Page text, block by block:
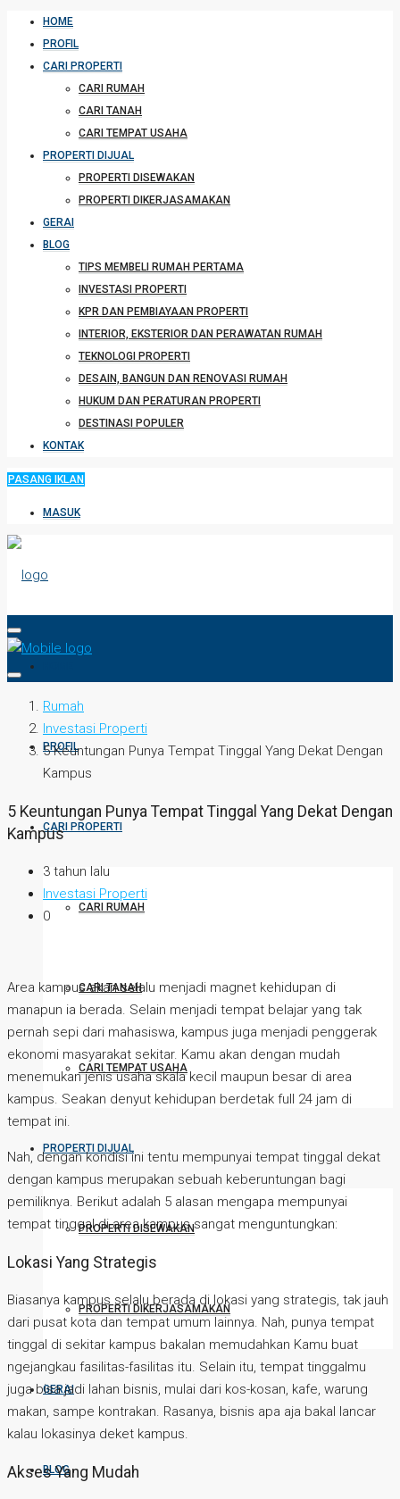
HOME
PROFIL
CARI PROPERTI
CARI RUMAH
CARI TANAH
CARI TEMPAT USAHA
PROPERTI DIJUAL
PROPERTI DISEWAKAN
PROPERTI DIKERJASAMAKAN
GERAI
BLOG
TIPS MEMBELI RUMAH PERTAMA
INVESTASI PROPERTI
KPR DAN PEMBIAYAAN PROPERTI
INTERIOR, EKSTERIOR DAN PERAWATAN RUMAH
TEKNOLOGI PROPERTI
DESAIN, BANGUN DAN RENOVASI RUMAH
HUKUM DAN PERATURAN PROPERTI
DESTINASI POPULER
KONTAK
PASANG IKLAN
MASUK
PROFIL
CARI PROPERTI
CARI RUMAH
CARI TANAH
CARI TEMPAT USAHA
PROPERTI DIJUAL
PROPERTI DISEWAKAN
PROPERTI DIKERJASAMAKAN
GERAI
BLOG
Rumah
Investasi Properti
5 Keuntungan Punya Tempat Tinggal Yang Dekat Dengan
Kampus
5 Keuntungan Punya Tempat Tinggal Yang Dekat Dengan
Kampus
3 tahun lalu
Investasi Properti
0
Area kampus akan selalu menjadi magnet kehidupan di
manapun ia berada. Selain menjadi tempat belajar yang tak
pernah sepi dari mahasiswa, kampus juga menjadi penggerak
ekonomi masyarakat sekitar. Kamu akan dengan mudah
menemukan jenis usaha skala kecil maupun besar di area
kampus. Seakan denyut kehidupan berdetak full 24 jam di
tempat ini.
Nah, dengan kondisi ini tentu mempunyai tempat tinggal dekat
dengan kampus merupakan sebuah keberuntungan bagi
pemiliknya. Berikut adalah 5 alasan mengapa mempunyai
tempat tinggal di area kampus sangat menguntungkan:
Lokasi Yang Strategis
Biasanya kampus selalu berada di lokasi yang strategis, tak jauh
dari pusat kota dan tempat umum lainnya. Nah, punya tempat
tinggal di sekitar kampus bakalan memudahkan Kamu buat
ngejangkau fasilitas-fasilitas itu. Selain itu, tempat tinggalmu
juga bisa jadi lahan bisnis, mulai dari kos-kosan, kafe, warung
makan, sampe kontrakan. Rasanya, bisnis apa aja bakal lancar
kalau lokasinya deket kampus.
Akses Yang Mudah